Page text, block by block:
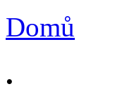
Domů
.